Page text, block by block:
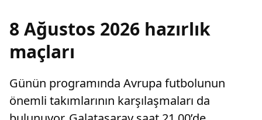
8 Ağustos 2026 hazırlık
maçları
Günün programında Avrupa futbolunun
önemli takımlarının karşılaşmaları da